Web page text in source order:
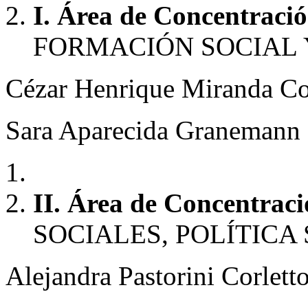
I. Área de
FORMACIÓN
Cézar Henrique Miranda
Sara Aparecida
II. Área de
SOCIALES,
Alejandra Pastorini